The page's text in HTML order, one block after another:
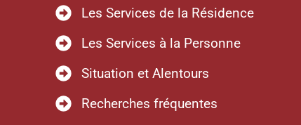
Les Services de la Résidence
Les Services à la Personne
Situation et Alentours
Recherches fréquentes